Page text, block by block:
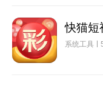
快猫短
系统工具